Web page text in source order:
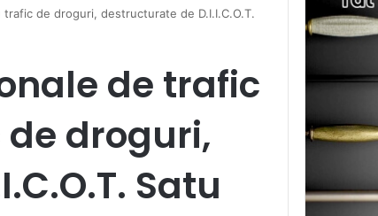
de droguri, destructurate de D.I.I.C.O.T.
de trafic
droguri,
Satu